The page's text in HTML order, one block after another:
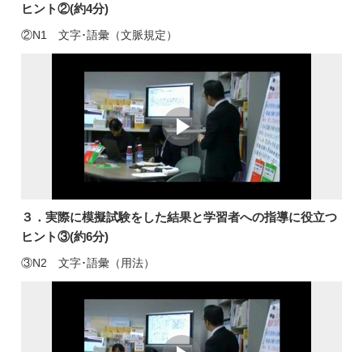
ヒント②(約4分)
②N1 文字･語彙（文脈規定）
３．実際に模擬試験をした結果と学習者への指導に役立つ
ヒント③(約6分)
③N2 文字･語彙（用法）